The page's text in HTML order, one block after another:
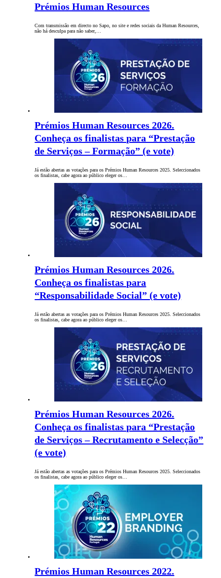
Prémios Human Resources
Com transmissão em directo no Sapo, no site e redes sociais da Human Resources,
não há desculpa para não saber,…
Prémios Human Resources 2026.
Conheça os finalistas para “Prestação
de Serviços – Formação” (e vote)
Já estão abertas as votações para os Prémios Human Resources 2025. Seleccionados
os finalistas, cabe agora ao público eleger os…
Prémios Human Resources 2026.
Conheça os finalistas para
“Responsabilidade Social” (e vote)
Já estão abertas as votações para os Prémios Human Resources 2025. Seleccionados
os finalistas, cabe agora ao público eleger os…
Prémios Human Resources 2026.
Conheça os finalistas para “Prestação
de Serviços – Recrutamento e Selecção”
(e vote)
Já estão abertas as votações para os Prémios Human Resources 2025. Seleccionados
os finalistas, cabe agora ao público eleger os…
Prémios Human Resources 2022.